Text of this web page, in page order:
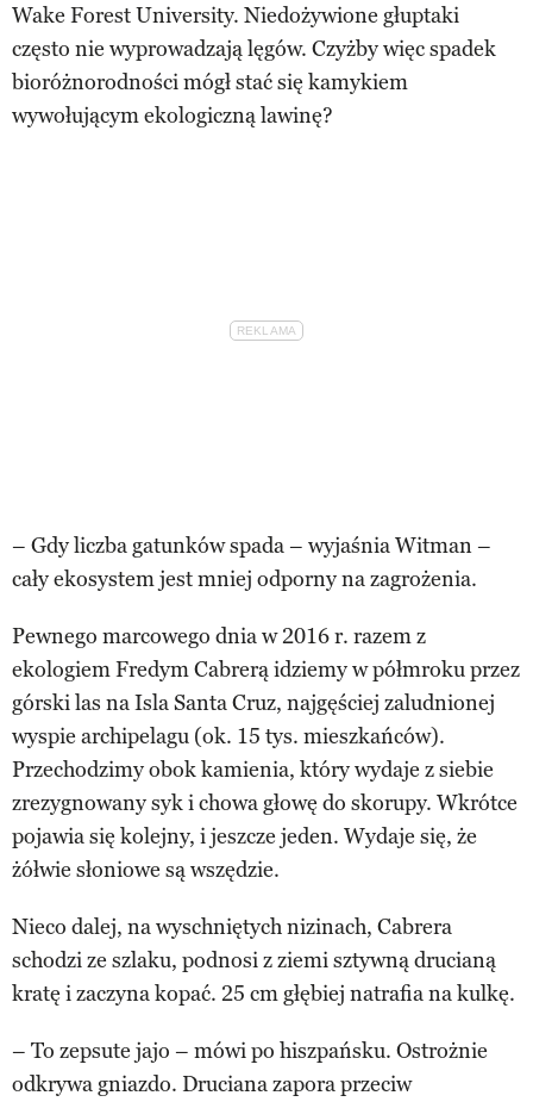
Wake Forest University. Niedożywione głuptaki
często nie wyprowadzają lęgów. Czyżby więc spadek
bioróżnorodności mógł stać się kamykiem
wywołującym ekologiczną lawinę?
– Gdy liczba gatunków spada – wyjaśnia Witman –
cały ekosystem jest mniej odporny na zagrożenia.
Pewnego marcowego dnia w 2016 r. razem z
ekologiem Fredym Cabrerą idziemy w półmroku przez
górski las na Isla Santa Cruz, najgęściej zaludnionej
wyspie archipelagu (ok. 15 tys. mieszkańców).
Przechodzimy obok kamienia, który wydaje z siebie
zrezygnowany syk i chowa głowę do skorupy. Wkrótce
pojawia się kolejny, i jeszcze jeden. Wydaje się, że
żółwie słoniowe są wszędzie.
Nieco dalej, na wyschniętych nizinach, Cabrera
schodzi ze szlaku, podnosi z ziemi sztywną drucianą
kratę i zaczyna kopać. 25 cm głębiej natrafia na kulkę.
– To zepsute jajo – mówi po hiszpańsku. Ostrożnie
odkrywa gniazdo. Druciana zapora przeciw